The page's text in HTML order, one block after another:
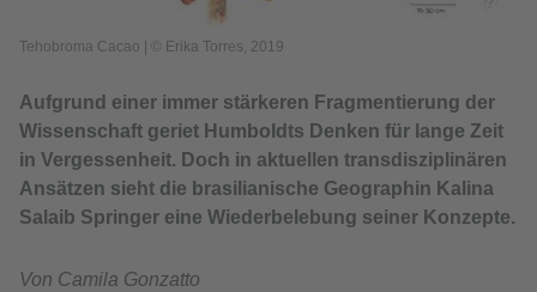
Tehobroma Cacao © Erika Torres, 2019
Aufgrund einer immer stärkeren Fragmentierung der
Wissenschaft geriet Humboldts Denken für lange Zeit
in Vergessenheit. Doch in aktuellen transdisziplinären
Ansätzen sieht die brasilianische Geographin Kalina
Salaib Springer eine Wiederbelebung seiner Konzepte.
Von Camila Gonzatto